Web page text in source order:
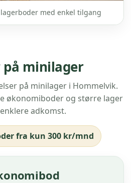
med enkel tilgang
på minilager
på minilager i Hommelvik.
økonomiboder og større lager
adkomst.
fra kun 300 kr/mnd